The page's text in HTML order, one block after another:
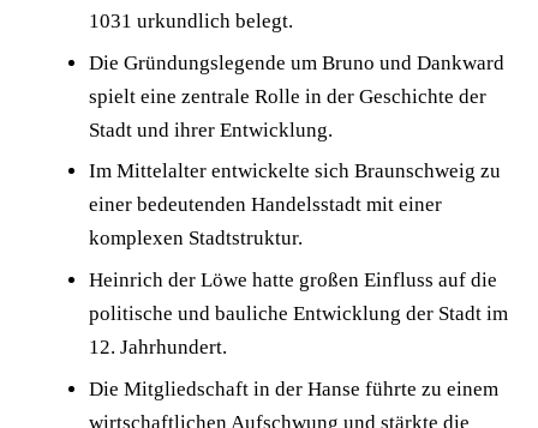
1031 urkundlich belegt.
Die Gründungslegende um Bruno und Dankward
spielt eine zentrale Rolle in der Geschichte der
Stadt und ihrer Entwicklung.
Im Mittelalter entwickelte sich Braunschweig zu
einer bedeutenden Handelsstadt mit einer
komplexen Stadtstruktur.
Heinrich der Löwe hatte großen Einfluss auf die
politische und bauliche Entwicklung der Stadt im
12. Jahrhundert.
Die Mitgliedschaft in der Hanse führte zu einem
wirtschaftlichen Aufschwung und stärkte die